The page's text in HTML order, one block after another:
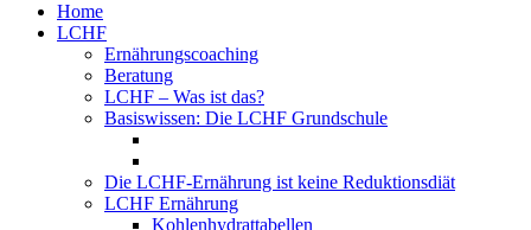
Home
LCHF
Ernährungscoaching
Beratung
LCHF – Was ist das?
Basiswissen: Die LCHF Grundschule
Die LCHF-Ernährung ist keine Reduktionsdiät
LCHF Ernährung
Kohlenhydrattabellen